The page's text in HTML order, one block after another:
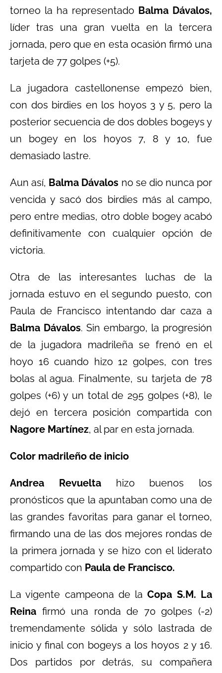
torneo la ha representado Balma Dávalos,
líder tras una gran vuelta en la tercera
jornada, pero que en esta ocasión firmó una
tarjeta de 77 golpes (+5).
La jugadora castellonense empezó bien,
con dos birdies en los hoyos 3 y 5, pero la
posterior secuencia de dos dobles bogeys y
un bogey en los hoyos 7, 8 y 10, fue
demasiado lastre.
Aun así, Balma Dávalos no se dio nunca por
vencida y sacó dos birdies más al campo,
pero entre medias, otro doble bogey acabó
definitivamente con cualquier opción de
victoria.
Otra de las interesantes luchas de la
jornada estuvo en el segundo puesto, con
Paula de Francisco intentando dar caza a
Balma Dávalos. Sin embargo, la progresión
de la jugadora madrileña se frenó en el
hoyo 16 cuando hizo 12 golpes, con tres
bolas al agua. Finalmente, su tarjeta de 78
golpes (+6) y un total de 295 golpes (+8), le
dejó en tercera posición compartida con
Nagore Martínez, al par en esta jornada.
Color madrileño de inicio
Andrea Revueltahizo buenos los
pronósticos que la apuntaban como una de
las grandes favoritas para ganar el torneo,
firmando una de las dos mejores rondas de
la primera jornada y se hizo con el liderato
compartido con Paula de Francisco.
La vigente campeona de laCopa S.M. La
Reina firmó una ronda de 70 golpes (-2)
tremendamente sólida y sólo lastrada de
inicio y final con bogeys a los hoyos 2 y 16.
Dos partidos por detrás, su compañera